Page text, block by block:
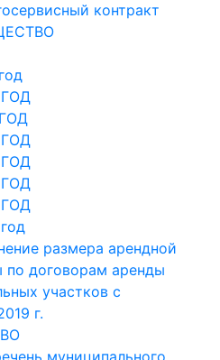
контракт
размера арендной
по договорам аренды
участков с
г.
муниципального